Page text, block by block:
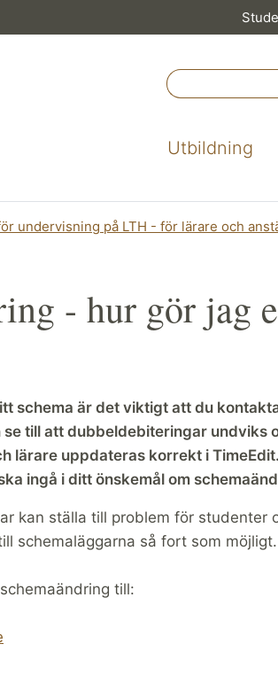
Utbildning
undervisning på LTH - för lärare och
- hur gör jag
schema är det viktigt att du
se till att dubbeldebiteringar undviks
lärare uppdateras korrekt i
ingå i ditt önskemål om
kan ställa till problem för studenter
schemaläggarna så fort som möjligt.
till: